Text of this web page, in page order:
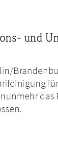
und
das